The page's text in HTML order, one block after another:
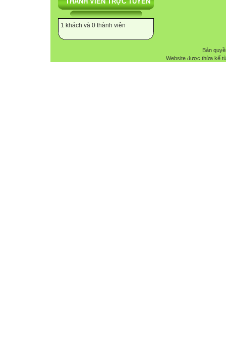
1 khách và 0 thành viên
Bản
Website được thừa kế